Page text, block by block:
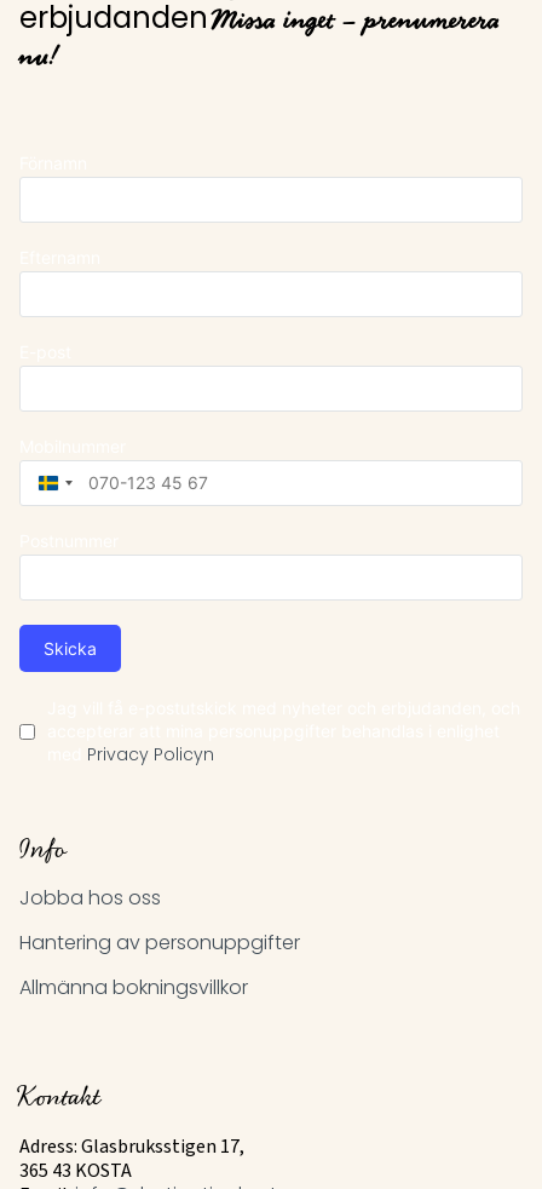
erbjudanden Missa inget – prenumerera
nu!
Sweden
+46
Skicka
Privacy Policyn
Info
Jobba hos oss
Hantering av personuppgifter
Allmänna bokningsvillkor
Kontakt
Adress: Glasbruksstigen 17,
365 43 KOSTA